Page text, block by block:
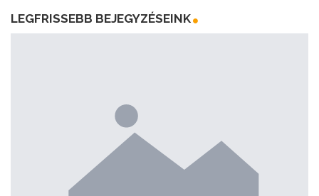
LEGFRISSEBB BEJEGYZÉSEINK